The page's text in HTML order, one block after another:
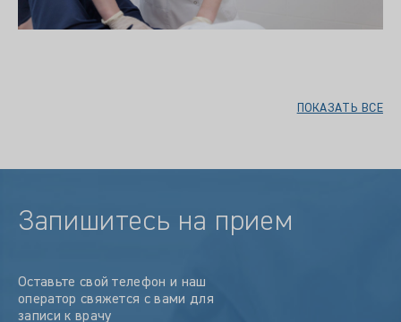
ПОКАЗАТЬ ВСЕ
Запишитесь на прием
Оставьте свой телефон и наш
оператор свяжется с вами для
записи к врачу